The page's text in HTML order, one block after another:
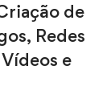
de
Redes
e